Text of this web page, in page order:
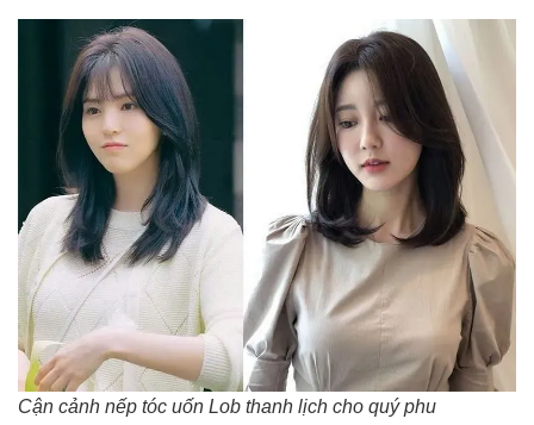
Cận cảnh nếp tóc uốn Lob thanh lịch cho quý phu